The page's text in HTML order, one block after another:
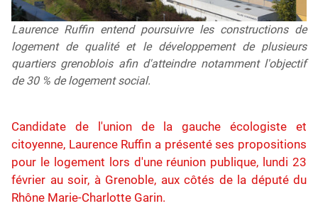
Laurence Ruffin entend poursuivre les constructions de
logement de qualité et le développement de plusieurs
quartiers grenoblois afin d'atteindre notamment l'objectif
de 30 % de logement social.
Candidate de l'union de la gauche écologiste et
citoyenne, Laurence Ruffin a présenté ses propositions
pour le logement lors d'une réunion publique, lundi 23
février au soir, à Grenoble, aux côtés de la député du
Rhône Marie-Charlotte Garin.